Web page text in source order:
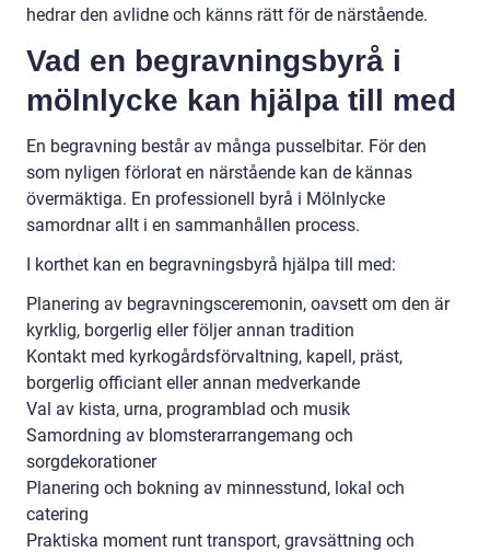
hedrar den avlidne och känns rätt för de närstående.
Vad en begravningsbyrå i
mölnlycke kan hjälpa till med
En begravning består av många pusselbitar. För den
som nyligen förlorat en närstående kan de kännas
övermäktiga. En professionell byrå i Mölnlycke
samordnar allt i en sammanhållen process.
I korthet kan en begravningsbyrå hjälpa till med:
Planering av begravningsceremonin, oavsett om den är
kyrklig, borgerlig eller följer annan tradition
Kontakt med kyrkogårdsförvaltning, kapell, präst,
borgerlig officiant eller annan medverkande
Val av kista, urna, programblad och musik
Samordning av blomsterarrangemang och
sorgdekorationer
Planering och bokning av minnesstund, lokal och
catering
Praktiska moment runt transport, gravsättning och